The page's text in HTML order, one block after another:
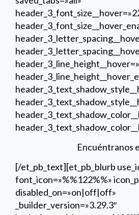
Encuéntranos
[/et_pb_text][et_pb_blurb
font_icon=»%%122%%»
disabled_on=»on|off|off»
_builder_version=»3.29.3″